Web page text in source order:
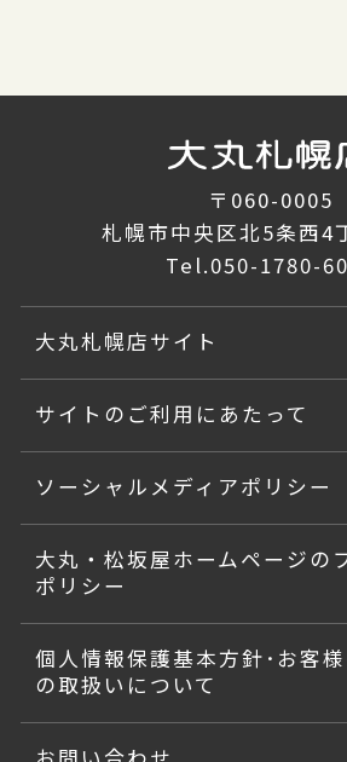
〒060-0005
札幌市中央区北5条西4
Tel.050-1780-
大丸札幌店サイト
サイトのご利用にあたって
ソーシャルメディアポリシー
大丸・松坂屋ホームページの
ポリシー
個人情報保護基本方針･お客
の取扱いについて